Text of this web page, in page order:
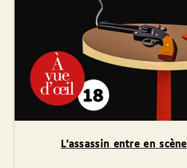
L’assassin entre en scène